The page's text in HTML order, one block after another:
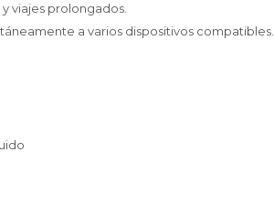
viajes prolongados.
a varios dispositivos compatibles.